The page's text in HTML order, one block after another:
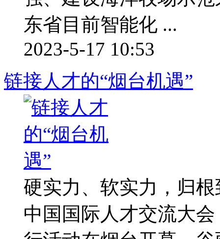
东省目前智能化 ...
2023-5-17 10:53
链接人才的“烟台机遇”
硬实力、软实力，归
中国国际人才交流大